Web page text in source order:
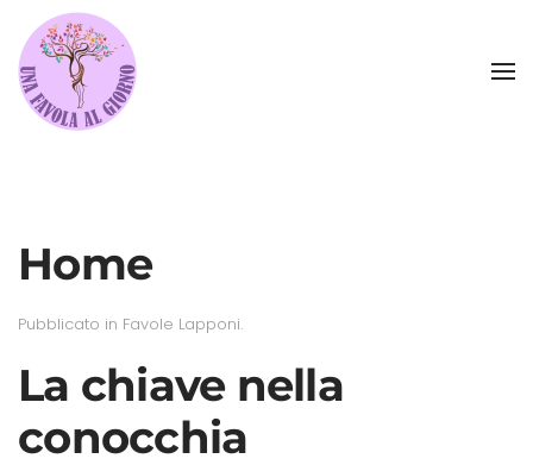
Skip to main content
Home
Pubblicato in Favole Lapponi.
La chiave nella
conocchia